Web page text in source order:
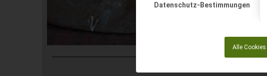
Datenschutz-Bestimmungen
Alle